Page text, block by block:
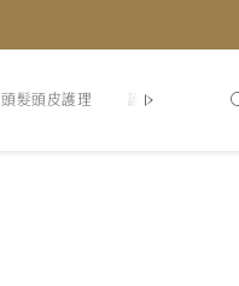
頭髮頭皮護理 護膚品 最